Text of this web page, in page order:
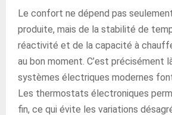
Le confort ne dépend pas
produite, mais de la stabilité de
réactivité et de la capacité à
au bon moment. C’est précisément
systèmes électriques modernes
Les thermostats électroniques
fin, ce qui évite les variations